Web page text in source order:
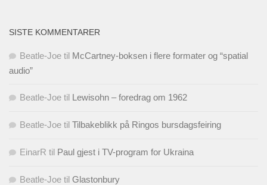
SISTE KOMMENTARER
Beatle-Joe til McCartney-boksen i flere formater og “spatial
audio”
Beatle-Joe til Lewisohn – foredrag om 1962
Beatle-Joe til Tilbakeblikk på Ringos bursdagsfeiring
EinarR til Paul gjest i TV-program for Ukraina
Beatle-Joe til Glastonbury